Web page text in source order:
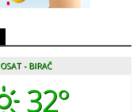
OSAT - BIRAČ
32°